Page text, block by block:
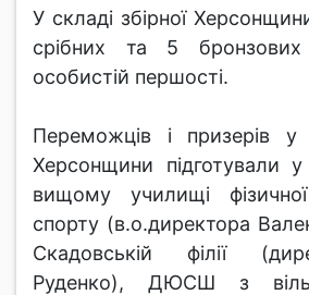
У складі збірної
срібних та 5
особистій першості.
Переможців і призерів у
Херсонщини підготували
вищому училищі
спорту (в.о.директора
Скадовській філії
Руденко), ДЮСШ з